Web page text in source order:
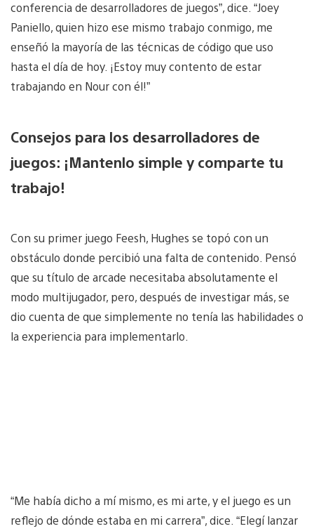
conferencia de desarrolladores de juegos”, dice. “Joey
Paniello, quien hizo ese mismo trabajo conmigo, me
enseñó la mayoría de las técnicas de código que uso
hasta el día de hoy. ¡Estoy muy contento de estar
trabajando en Nour con él!”
Consejos para los desarrolladores de
juegos: ¡Mantenlo simple y comparte tu
trabajo!
Con su primer juego Feesh, Hughes se topó con un
obstáculo donde percibió una falta de contenido. Pensó
que su título de arcade necesitaba absolutamente el
modo multijugador, pero, después de investigar más, se
dio cuenta de que simplemente no tenía las habilidades o
la experiencia para implementarlo.
“Me había dicho a mí mismo, es mi arte, y el juego es un
reflejo de dónde estaba en mi carrera”, dice. “Elegí lanzar